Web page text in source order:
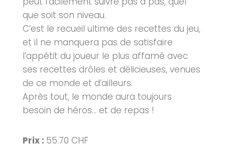
que soit son niveau.
C’est le recueil ultime des recettes du jeu,
et il ne manquera pas de satisfaire
l’appétit du joueur le plus affamé avec
ses recettes drôles et délicieuses, venues
de ce monde et d’ailleurs.
Après tout, le monde aura toujours
besoin de héros… et de repas !
Prix : 55.70 CHF